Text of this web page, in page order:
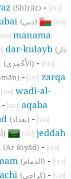
(Shīrāz) -485
(دبي) 488
490 manama
dar-kulayb (دَار
(اَلأَحْمَدِي) -495
-497 zarqa
500 wadi-al-
-502 aqaba
(بغداد) -505
(أبو غريب) 507 jeddah
(Ar Riyāḑ) -510
(الدمام) -513
(کراچی) -516